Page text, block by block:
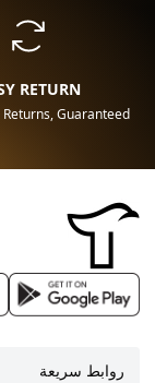
RETURN
Returns, Guaranteed
روابط سريعة